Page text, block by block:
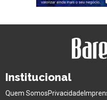
Institucional
Quem SomosPrivacidade